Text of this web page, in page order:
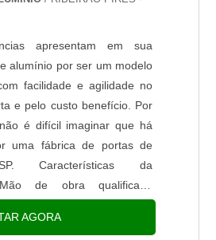
apresentam em sua
alumínio por ser um modelo
facilidade e agilidade no
e pelo custo benefício. Por
é difícil imaginar que há
uma fábrica de portas de
Características da
Mão de obra qualificada
solicite uma ....
AGORA